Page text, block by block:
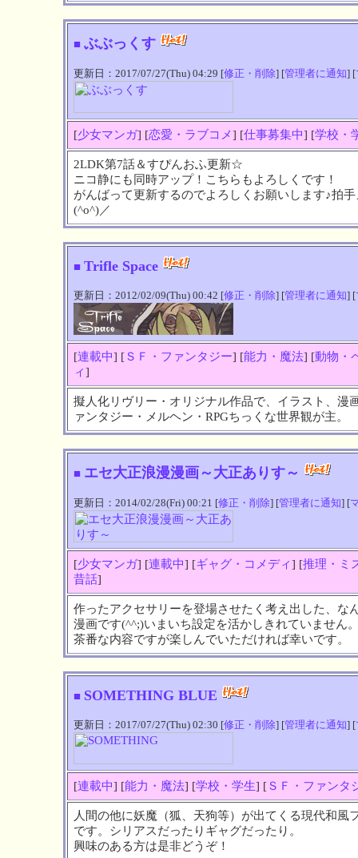
■ ぶぶっくす
更新日：2017/07/27(Thu) 04:29 [修正・削除] [管理者に通知] [
[少女マンガ] [恋愛・ラブコメ] [仕事募集中] [学校・
2LDK第7話＆すぴんおふ更新☆
ニコ静にも同時アップ！こちらもよろしくです！
がんばって更新するのでよろしくお願いします♪拍
(^o^)／
■ Trifle Space
更新日：2012/02/09(Thu) 00:42 [修正・削除] [管理者に通知] [
[連載中] [ＳＦ・ファンタジー] [能力・魔法] [動物・
ィ]
擬人化リヴリー・オリジナル作品で、イラスト、漫
ァンタジー・メルヘン・RPGちっくな世界観が主。
■ エセ大正浪漫漫画～大正ありす～
更新日：2014/02/28(Fri) 00:21 [修正・削除] [管理者に通知] [
[少女マンガ] [連載中] [ギャグ・コメディ] [推理・ミ
昔話]
作ったアクセサリーを登場させたく考え出した、な
漫画です(^^;)いまいち設定を活かしきれていません
茶番な内容ですが楽しんでいただければ幸いです。
■ SOMETHING BLUE
更新日：2017/07/27(Thu) 02:30 [修正・削除] [管理者に通知] [
[連載中] [能力・魔法] [学校・学生] [ＳＦ・ファンタ
人間の他に妖魔（狐、天狗等）が出てくる現代和風
です。シリアスだったりギャグだったり。
興味のある方は是非どうぞ！